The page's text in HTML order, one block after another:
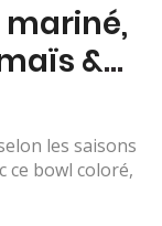
&
les saisons
ce bowl coloré,